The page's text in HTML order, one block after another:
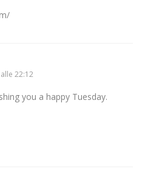
22:12
you a happy Tuesday.